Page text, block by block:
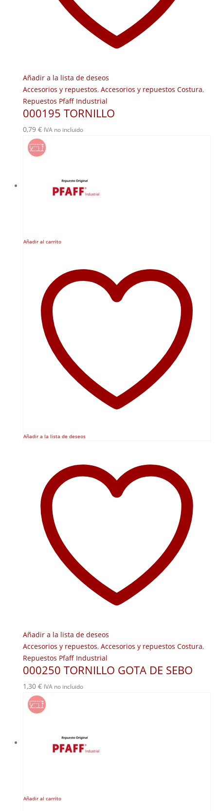
Añadir a la lista de deseos
Accesorios y repuestos, Accesorios y repuestos Costura,
Repuestos Pfaff Industrial
000195 TORNILLO
0,79 € IVA no incluido
Añadir al carrito
Añadir a la lista de deseos
Añadir a la lista de deseos
Accesorios y repuestos, Accesorios y repuestos Costura,
Repuestos Pfaff Industrial
000250 TORNILLO GOTA DE SEBO
1,30 € IVA no incluido
Añadir al carrito